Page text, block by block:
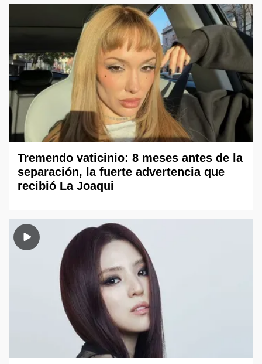
Tremendo vaticinio: 8 meses antes de la
separación, la fuerte advertencia que
recibió La Joaqui